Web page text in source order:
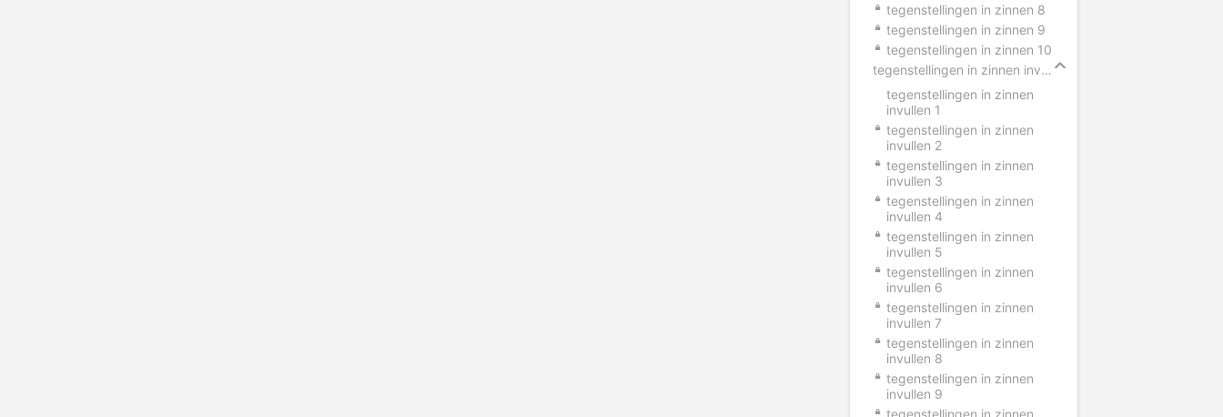
tegenstellingen in zinnen 8
tegenstellingen in zinnen 9
tegenstellingen in zinnen 10
tegenstellingen in zinnen invullen
tegenstellingen in zinnen
invullen 1
tegenstellingen in zinnen
invullen 2
tegenstellingen in zinnen
invullen 3
tegenstellingen in zinnen
invullen 4
tegenstellingen in zinnen
invullen 5
tegenstellingen in zinnen
invullen 6
tegenstellingen in zinnen
invullen 7
tegenstellingen in zinnen
invullen 8
tegenstellingen in zinnen
invullen 9
tegenstellingen in zinnen